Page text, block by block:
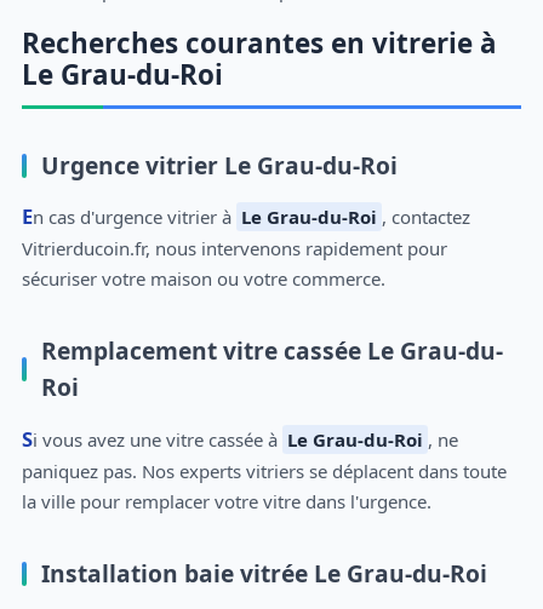
Recherches courantes en vitrerie à
Le Grau-du-Roi
Urgence vitrier Le Grau-du-Roi
En cas d'urgence vitrier à Le Grau-du-Roi , contactez
Vitrierducoin.fr, nous intervenons rapidement pour
sécuriser votre maison ou votre commerce.
Remplacement vitre cassée Le Grau-du-
Roi
Si vous avez une vitre cassée à Le Grau-du-Roi , ne
paniquez pas. Nos experts vitriers se déplacent dans toute
la ville pour remplacer votre vitre dans l'urgence.
Installation baie vitrée Le Grau-du-Roi